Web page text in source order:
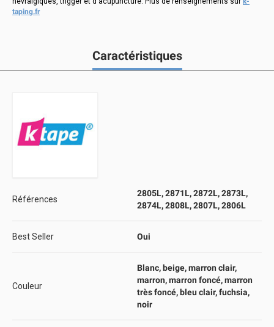
taping.fr
Caractéristiques
Références
2805L, 2871L, 2872L, 2873L,
2874L, 2808L, 2807L, 2806L
Best Seller Oui
Couleur
Blanc, beige, marron clair,
marron, marron foncé, marron
très foncé, bleu clair, fuchsia,
noir